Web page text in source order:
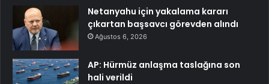
Netanyahu için yakalama kararı
çıkartan başsavcı görevden alındı
Ağustos 6, 2026
AP: Hürmüz anlaşma taslağına son
hali verildi